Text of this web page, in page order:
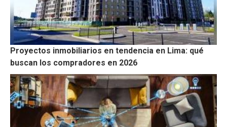
Proyectos inmobiliarios en tendencia en Lima: qué
buscan los compradores en 2026